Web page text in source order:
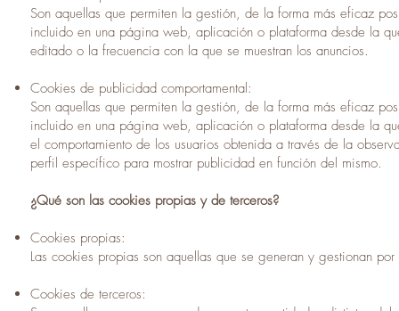
Son aquellas que permiten la gestión, de la forma más eficaz
incluido en una página web, aplicación o plataforma desde la
editado o la frecuencia con la que se muestran los anuncios.
Cookies de publicidad comportamental:
Son aquellas que permiten la gestión, de la forma más eficaz
incluido en una página web, aplicación o plataforma desde la
el comportamiento de los usuarios obtenida a través de la
perfil específico para mostrar publicidad en función del mismo.
¿Qué son las cookies propias y de terceros?
Cookies propias:
Las cookies propias son aquellas que se generan y gestionan
Cookies de terceros: